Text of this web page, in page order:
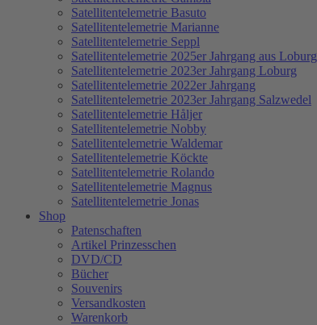
Satellitentelemetrie Basuto
Satellitentelemetrie Marianne
Satellitentelemetrie Seppl
Satellitentelemetrie 2025er Jahrgang aus Loburg
Satellitentelemetrie 2023er Jahrgang Loburg
Satellitentelemetrie 2022er Jahrgang
Satellitentelemetrie 2023er Jahrgang Salzwedel
Satellitentelemetrie Håljer
Satellitentelemetrie Nobby
Satellitentelemetrie Waldemar
Satellitentelemetrie Köckte
Satellitentelemetrie Rolando
Satellitentelemetrie Magnus
Satellitentelemetrie Jonas
Shop
Patenschaften
Artikel Prinzesschen
DVD/CD
Bücher
Souvenirs
Versandkosten
Warenkorb